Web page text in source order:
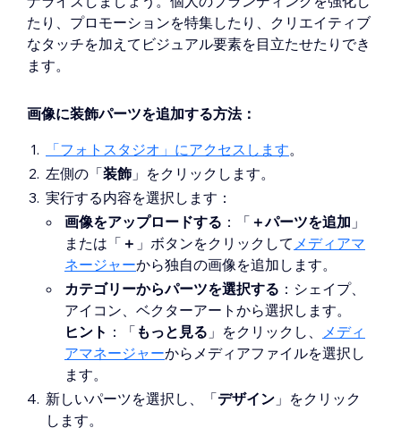
たり、プロモーションを特集したり、クリエイティブ
なタッチを加えてビジュアル要素を目立たせたりでき
ます。
画像に装飾パーツを追加する方法：
「フォトスタジオ」にアクセスします。
左側の「装飾 」をクリックします。
実行する内容を選択します：
画像をアップロードする ：「 ＋パーツを追加 」
または「 ＋ 」ボタンをクリックして メディアマ
ネージャーから独自の画像を追加します。
カテゴリーからパーツを選択する ：シェイプ、
アイコン、ベクターアートから選択します。
ヒント ：「 もっと見る 」をクリックし、
メディ
アマネージャーからメディアファイルを選択し
ます。
新しいパーツを選択し、「デザイン 」をクリック
します。